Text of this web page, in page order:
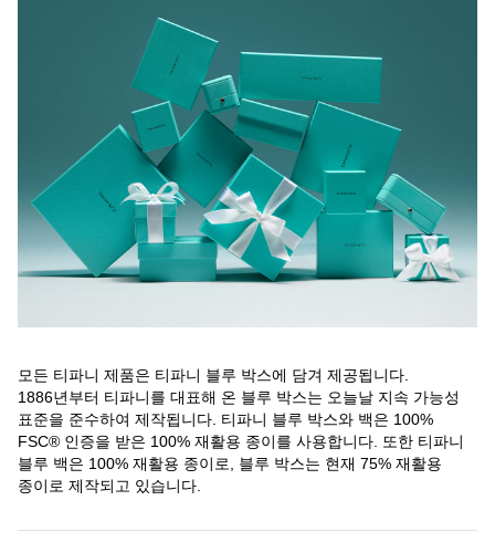
모든 티파니 제품은 티파니 블루 박스에 담겨 제공됩니다.
1886년부터 티파니를 대표해 온 블루 박스는 오늘날 지속 가능성
표준을 준수하여 제작됩니다. 티파니 블루 박스와 백은 100%
FSC® 인증을 받은 100% 재활용 종이를 사용합니다. 또한 티파니
블루 백은 100% 재활용 종이로, 블루 박스는 현재 75% 재활용
종이로 제작되고 있습니다.